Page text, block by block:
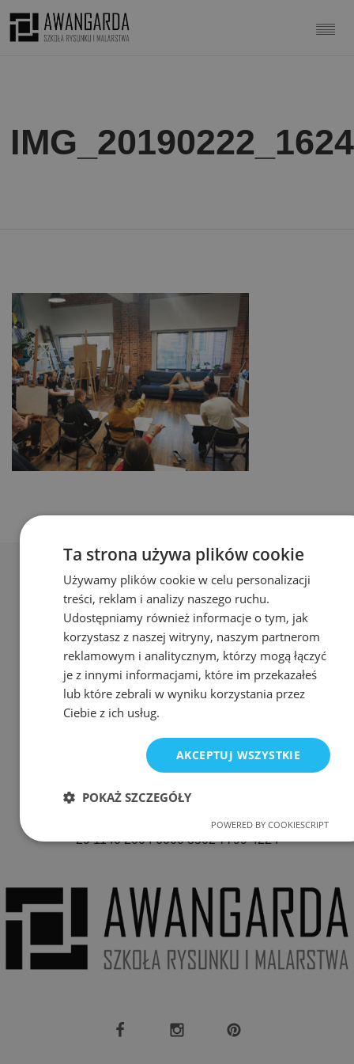
Adres:
ul. Nyska 61a, Wrocław 50-505
Telefon:
511 080 423
E-mail:
29 1140 2004 0000 3502 7799 4224
Ta strona używa plików cookie
Używamy plików cookie w celu personalizacji
treści, reklam i analizy naszego ruchu.
Udostępniamy również informacje o tym, jak
korzystasz z naszej witryny, naszym partnerom
reklamowym i analitycznym, którzy mogą łączyć
je z innymi informacjami, które im przekazałeś
lub które zebrali w wyniku korzystania przez
Ciebie z ich usług.
AKCEPTUJ WSZYSTKIE
POKAŻ SZCZEGÓŁY
Wydajność Targetowanie
Funkcjonalność
Funkcjonalność
POWERED BY COOKIESCRIPT